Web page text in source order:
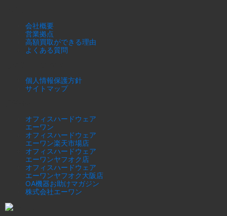
会社概要
営業拠点
高額買取ができる理由
よくある質問
個人情報保護方針
サイトマップ
オフィスハードウェア
エーワン
オフィスハードウェア
エーワン楽天市場店
オフィスハードウェア
エーワンヤフオク店
オフィスハードウェア
エーワンヤフオク大阪店
OA機器お助けマガジン
株式会社エーワン